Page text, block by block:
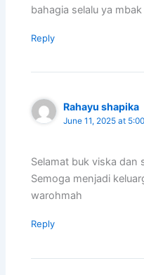
bahagia selalu ya
Reply
Rahayu shapika
June 11, 2025 at
Selamat buk viska dan
Semoga menjadi
warohmah
Reply